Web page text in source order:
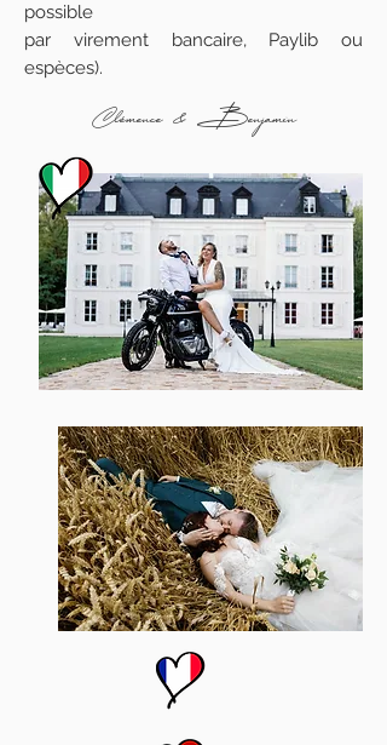
possible
par virement bancaire, Paylib ou
espèces).
Clémence & Benjamin